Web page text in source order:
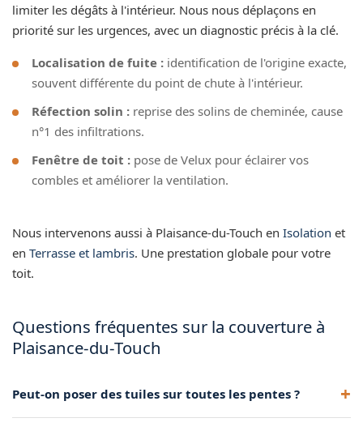
limiter les dégâts à l'intérieur. Nous nous déplaçons en
priorité sur les urgences, avec un diagnostic précis à la clé.
Localisation de fuite : identification de l'origine exacte,
souvent différente du point de chute à l'intérieur.
Réfection solin : reprise des solins de cheminée, cause
n°1 des infiltrations.
Fenêtre de toit : pose de Velux pour éclairer vos
combles et améliorer la ventilation.
Nous intervenons aussi à Plaisance-du-Touch en Isolation et
en Terrasse et lambris. Une prestation globale pour votre
toit.
Questions fréquentes sur la couverture à
Plaisance-du-Touch
Peut-on poser des tuiles sur toutes les pentes ?